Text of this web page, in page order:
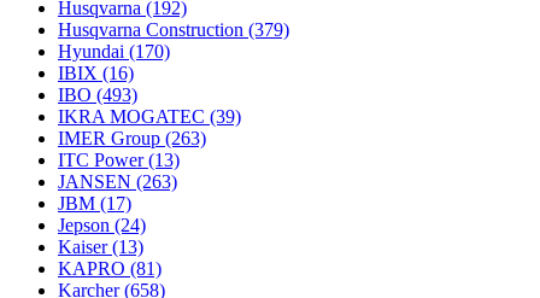
Husqvarna (192)
Husqvarna Construction (379)
Hyundai (170)
IBIX (16)
IBO (493)
IKRA MOGATEC (39)
IMER Group (263)
ITC Power(13)
JANSEN (263)
JBM (17)
Jepson (24)
Kaiser(13)
KAPRO (81)
Karcher(658)